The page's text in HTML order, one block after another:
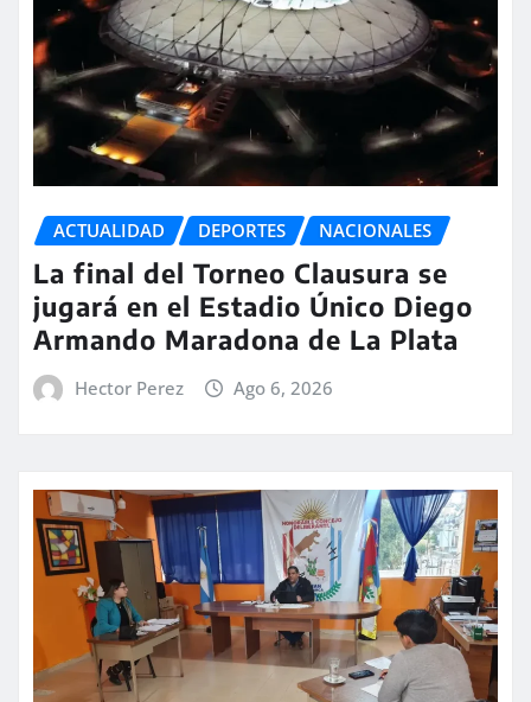
ACTUALIDAD DEPORTES NACIONALES
La final del Torneo Clausura se
jugará en el Estadio Único Diego
Armando Maradona de La Plata
Hector Perez Ago 6, 2026